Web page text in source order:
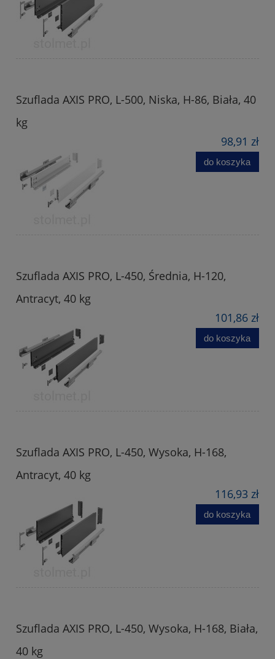
Szuflada AXIS PRO, L-500, Niska, H-86, Biała, 40
kg
98,91 zł
do koszyka
Szuflada AXIS PRO, L-450, Średnia, H-120,
Antracyt, 40 kg
101,86 zł
do koszyka
Szuflada AXIS PRO, L-450, Wysoka, H-168,
Antracyt, 40 kg
116,93 zł
do koszyka
Szuflada AXIS PRO, L-450, Wysoka, H-168, Biała,
40 kg